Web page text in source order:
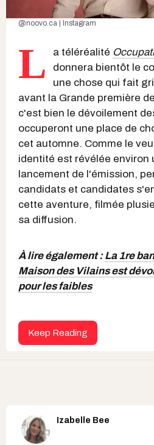
@noovo.ca | Instagram
L a téléréalité
donnera bientôt le
une chose qui fait
avant la Grande première
c'est bien le dévoilement
occuperont une place de
cet automne. Comme le
identité est révélée environ
lancement de l'émission,
candidats et candidates
cette aventure, filmée
sa diffusion.
À lire également :La 1re
Maison des Vilains est
pour les faibles
Keep Reading
Izabelle Bee